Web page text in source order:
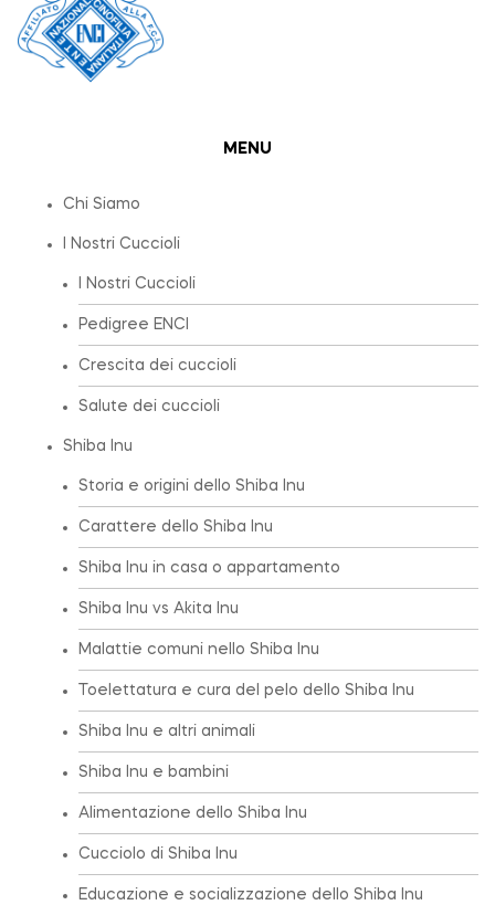
MENU
Chi Siamo
I Nostri Cuccioli
I Nostri Cuccioli
Pedigree ENCI
Crescita dei cuccioli
Salute dei cuccioli
Shiba Inu
Storia e origini dello Shiba Inu
Carattere dello Shiba Inu
Shiba Inu in casa o appartamento
Shiba Inu vs Akita Inu
Malattie comuni nello Shiba Inu
Toelettatura e cura del pelo dello Shiba Inu
Shiba Inu e altri animali
Shiba Inu e bambini
Alimentazione dello Shiba Inu
Cucciolo di Shiba Inu
Educazione e socializzazione dello Shiba Inu